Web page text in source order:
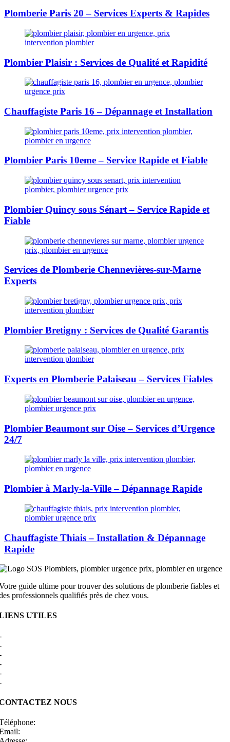
Plomberie Paris 20 – Services Experts & Rapides
Plombier Plaisir : Services de Qualité et Rapidité
Chauffagiste Paris 16 – Dépannage et Installation
Plombier Paris 10eme – Service Rapide et Fiable
Plombier Quincy sous Sénart – Service Rapide et
Fiable
Services de Plomberie Chennevières-sur-Marne
Experts
Plombier Bretigny : Services de Qualité Garantis
Experts en Plomberie Palaiseau – Services Fiables
Plombier Beaumont sur Oise – Services d’Urgence
24/7
Plombier à Marly-la-Ville – Dépannage Rapide
Chauffagiste Thiais – Installation & Dépannage
Rapide
guide ultime pour trouver des solutions de plomberie fiables et
professionnels qualifiés près de chez vous.
UTILES
NOUS